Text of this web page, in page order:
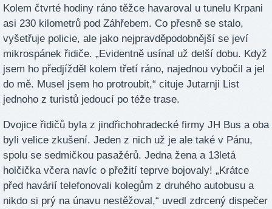
Kolem čtvrté hodiny ráno těžce havaroval u tunelu Krpani
asi 230 kilometrů pod Záhřebem. Co přesně se stalo,
vyšetřuje policie, ale jako nejpravděpodobnější se jeví
mikrospánek řidiče. „Evidentně usínal už delší dobu. Když
jsem ho předjížděl kolem třetí ráno, najednou vybočil a jel
do mě. Musel jsem ho protroubit,“ cituje Jutarnji List
jednoho z turistů jedoucí po téže trase.
Dvojice řidičů byla z jindřichohradecké firmy JH Bus a oba
byli velice zkušení. Jeden z nich už je ale také v Pánu,
spolu se sedmičkou pasažérů. Jedna žena a 13letá
holčička včera navíc o přežití teprve bojovaly! „Krátce
před havárií telefonovali kolegům z druhého autobusu a
nikdo si prý na únavu nestěžoval,“ uvedl zdrcený dispečer